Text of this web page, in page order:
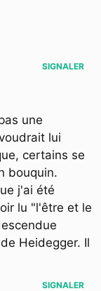
SIGNALER
une
lui
certains se
bouquin.
j'ai été
lu "l'être et le
Heidegger. Il
SIGNALER